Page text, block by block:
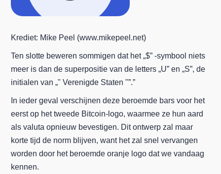
Krediet: Mike Peel (www.mikepeel.net)
Ten slotte beweren sommigen dat het „$” -symbool niets
meer is dan de superpositie van de letters „U” en „S”, de
initialen van „" Verenigde Staten "”.”
In ieder geval verschijnen deze beroemde bars voor het
eerst op het tweede Bitcoin-logo, waarmee ze hun aard
als valuta opnieuw bevestigen. Dit ontwerp zal maar
korte tijd de norm blijven, want het zal snel vervangen
worden door het beroemde oranje logo dat we vandaag
kennen.